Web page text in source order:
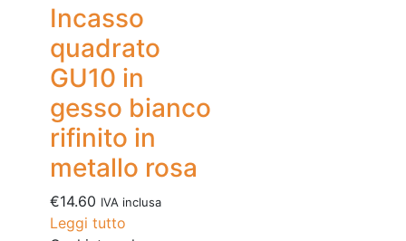
Incasso
quadrato
GU10 in
gesso bianco
rifinito in
metallo rosa
€14.60 IVA inclusa
Leggi tutto